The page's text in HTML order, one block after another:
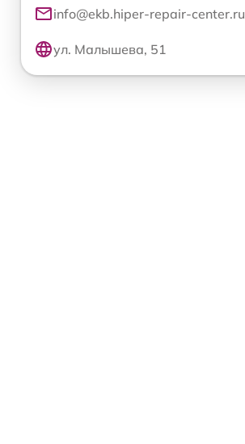
info@ekb.hiper-repair-center.ru
ул. Малышева, 51